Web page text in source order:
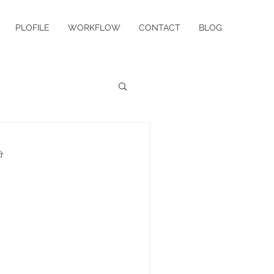
PLOFILE WORKFLOW CONTACT BLOG